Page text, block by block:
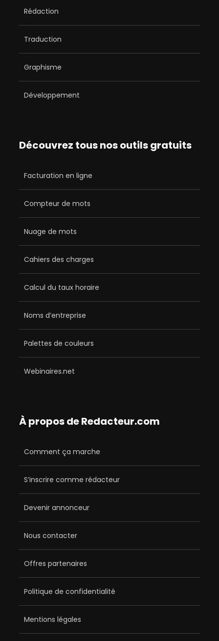
Rédaction
Traduction
Graphisme
Développement
Découvrez tous nos outils gratuits
Facturation en ligne
Compteur de mots
Nuage de mots
Cahiers des charges
Calcul du taux horaire
Noms d’entreprise
Palettes de couleurs
Webinaires.net
À propos de Redacteur.com
Comment ça marche
S’inscrire comme rédacteur
Devenir annonceur
Nous contacter
Offres partenaires
Politique de confidentialité
Mentions légales